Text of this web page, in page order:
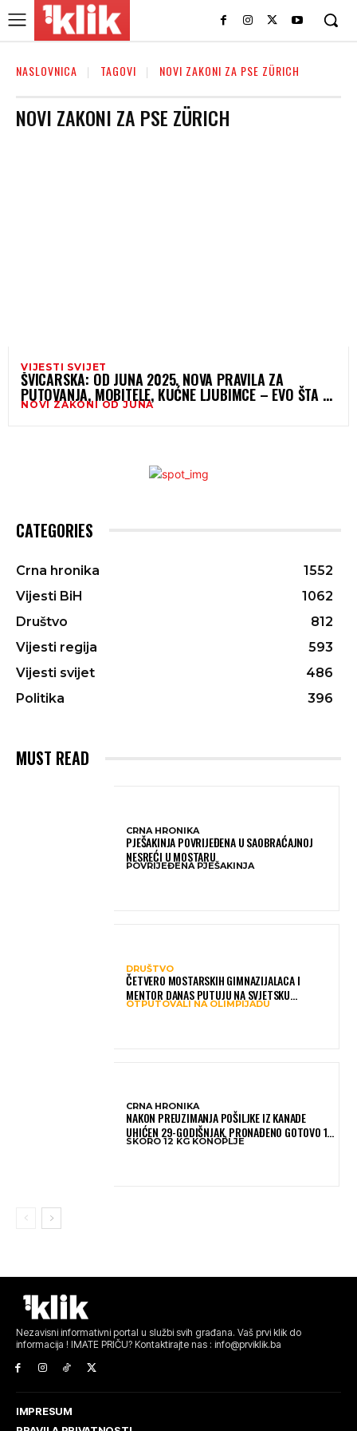
NASLOVNICA TAGOVI NOVI ZAKONI ZA PSE ZÜRICH
NOVI ZAKONI ZA PSE ZÜRICH
VIJESTI SVIJET
ŠVICARSKA: OD JUNA 2025. NOVA PRAVILA ZA
PUTOVANJA, MOBITELE, KUĆNE LJUBIMCE – EVO ŠTA SE
SVE MIJENJA
NOVI ZAKONI OD JUNA
CATEGORIES
Crna hronika
1552
Vijesti BiH
1062
Društvo
812
Vijesti regija
593
Vijesti svijet
486
Politika
396
MUST READ
CRNA HRONIKA
PJEŠAKINJA POVRIJEĐENA U SAOBRAĆAJNOJ
NESREĆI U MOSTARU
POVRIJEĐENA PJEŠAKINJA
DRUŠTVO
ČETVERO MOSTARSKIH GIMNAZIJALACA I
MENTOR DANAS PUTUJU NA SVJETSKU
OLIMPIJADU IZ AI: PREDSTAVLJAT ĆE BIH MEĐU
OTPUTOVALI NA OLIMPIJADU
CRNA HRONIKA
NAKON PREUZIMANJA POŠILJKE IZ KANADE
UHIĆEN 29-GODIŠNJAK, PRONAĐENO GOTOVO 12
KILOGRAMA KONOPLJE
SKORO 12 KG KONOPLJE
Nezavisni informativni portal u službi svih građana. Vaš prvi klik do
informacija ! IMATE PRIČU? Kontaktirajte nas : info@prviklik.ba
IMPRESUM